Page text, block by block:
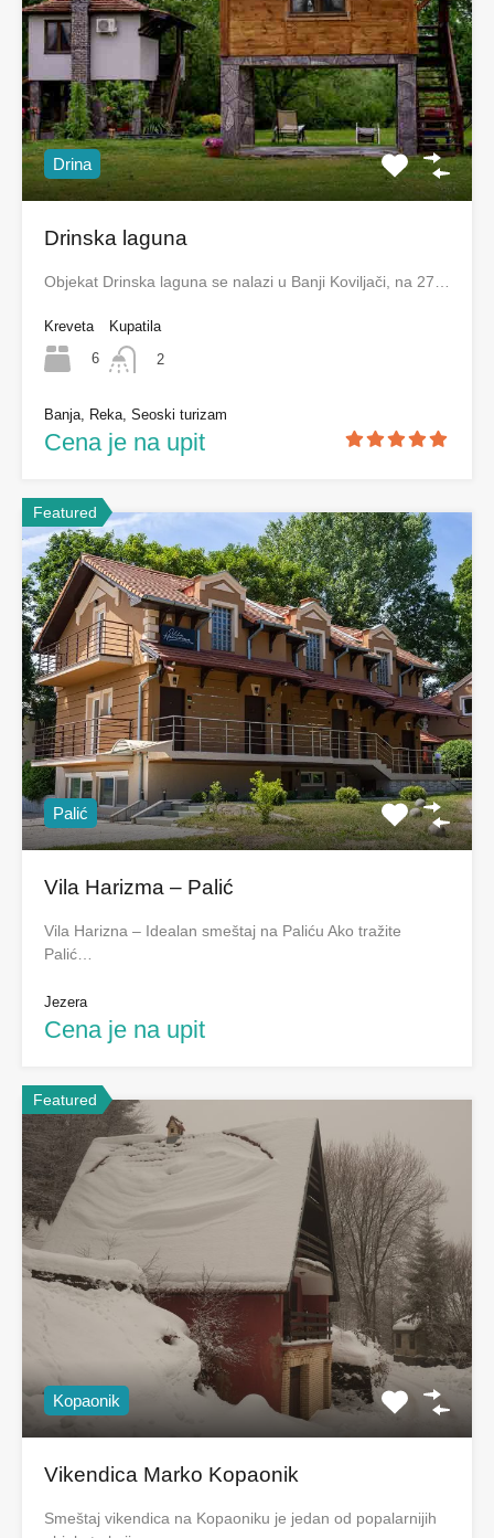
Drina
Drinska laguna
Objekat Drinska laguna se nalazi u Banji Koviljači, na 27…
Kreveta
6
Kupatila
2
Banja, Reka, Seoski turizam
Cena je na upit
Featured
Palić
Vila Harizma – Palić
Vila Harizna – Idealan smeštaj na Paliću Ako tražite
Palić…
Jezera
Cena je na upit
Featured
Kopaonik
Vikendica Marko Kopaonik
Smeštaj vikendica na Kopaoniku je jedan od popalarnijih